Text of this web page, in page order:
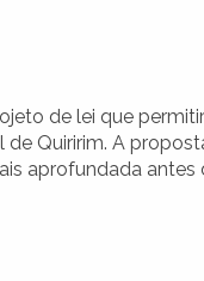
de lei que
Quiririm. A
aprofundada antes